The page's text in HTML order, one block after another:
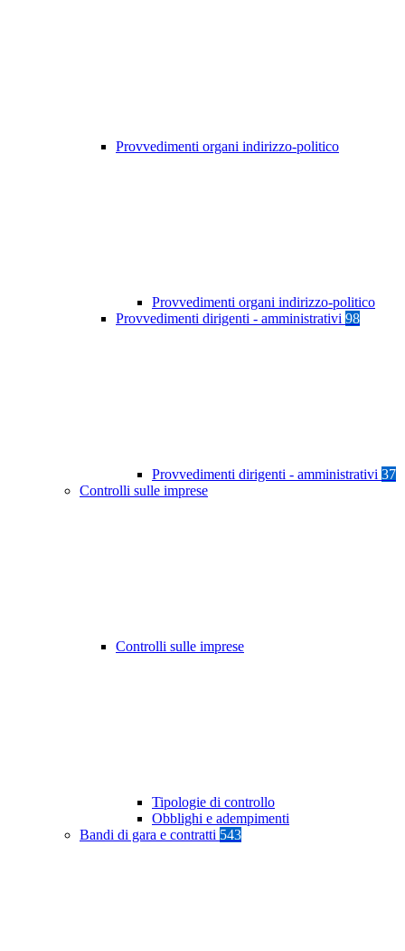
Provvedimenti organi indirizzo-politico
Provvedimenti organi indirizzo-politico
Provvedimenti dirigenti - amministrativi 98
Provvedimenti dirigenti - amministrativi 37
Controlli sulle imprese
Controlli sulle imprese
Tipologie di controllo
Obblighi e adempimenti
Bandi di gara e contratti 543